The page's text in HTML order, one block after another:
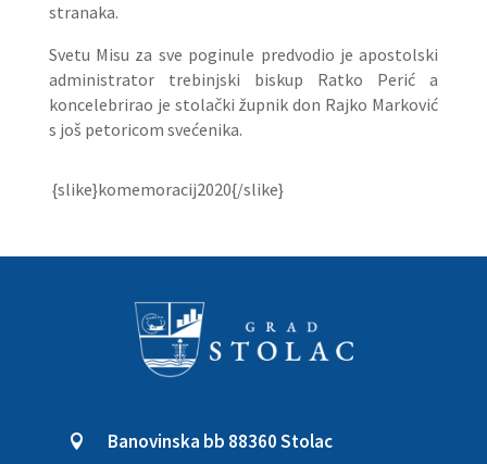
stranaka.
Svetu Misu za sve poginule predvodio je apostolski
administrator trebinjski biskup Ratko Perić a
koncelebrirao je stolački župnik don Rajko Marković
s još petoricom svećenika.
{slike}komemoracij2020{/slike}
 Banovinska bb 88360 Stolac